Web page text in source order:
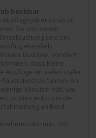
buchbar.
Ausflugspaket vorab zu
Sie von einem
und ein
ebenfalls
buchbar, sondern
dass keine
Ausflüge An vielen Häfen
durchzuführen. An
Minuten hält, um
ist dies jedoch in der
an Bord
min. 150